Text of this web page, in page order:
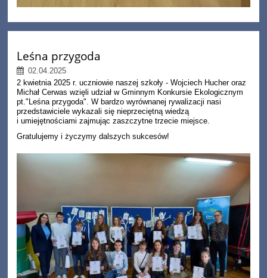
Leśna przygoda
02.04.2025
2 kwietnia 2025 r. uczniowie naszej szkoły - Wojciech Hucher oraz
Michał Cerwas wzięli udział w Gminnym Konkursie Ekologicznym
pt."Leśna przygoda". W bardzo wyrównanej rywalizacji nasi
przedstawiciele wykazali się nieprzeciętną wiedzą
i umiejętnościami zajmując zaszczytne trzecie miejsce.
Gratulujemy i życzymy dalszych sukcesów!